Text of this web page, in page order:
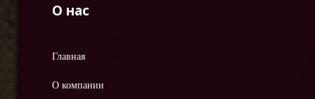
О нас
Главная
О компании